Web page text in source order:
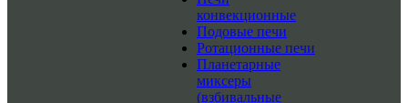
конвекционные
Подовые печи
Ротационные печи
Планетарные
миксеры
(взбивальные